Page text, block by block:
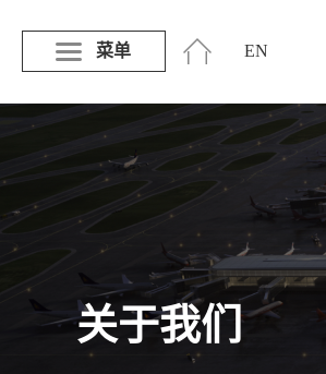
菜单 EN
关于我们